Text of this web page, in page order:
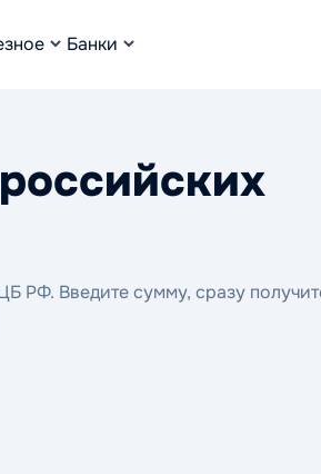
Банки
РФ. Введите сумму, сразу